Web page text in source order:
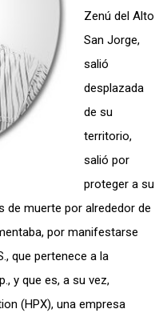
Zenú del Alto
San Jorge,
salió
desplazada
de su
territorio,
salió por
proteger a su
de muerte por alrededor de
ntaba, por manifestarse
que pertenece a la
y que es, a su vez,
(HPX), una empresa